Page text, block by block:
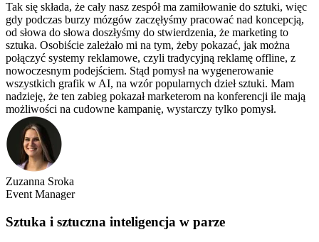
Tak się składa, że cały nasz zespół ma zamiłowanie do sztuki, więc
gdy podczas burzy mózgów zaczęłyśmy pracować nad koncepcją,
od słowa do słowa doszłyśmy do stwierdzenia, że marketing to
sztuka. Osobiście zależało mi na tym, żeby pokazać, jak można
połączyć systemy reklamowe, czyli tradycyjną reklamę offline, z
nowoczesnym podejściem. Stąd pomysł na wygenerowanie
wszystkich grafik w AI, na wzór popularnych dzieł sztuki. Mam
nadzieję, że ten zabieg pokazał marketerom na konferencji ile mają
możliwości na cudowne kampanię, wystarczy tylko pomysł.
Zuzanna Sroka
Event Manager
Sztuka i sztuczna inteligencja w parze